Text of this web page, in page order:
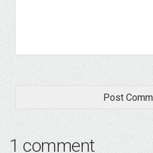
1 comment